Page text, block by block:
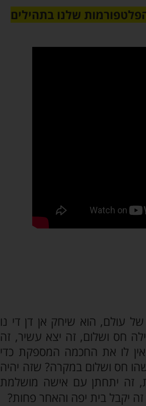
שלנו בתהילים
עולם, הוא שיחק אן דן די נו
חס ושלום, זה יצא עשיר, זה
לו את החכמה המספקת כדי
חס ושלום במקרה? שזה יהיה
זה יתחתן עם אישה מושלמת
יקבל בית יפה והאחר פחות?